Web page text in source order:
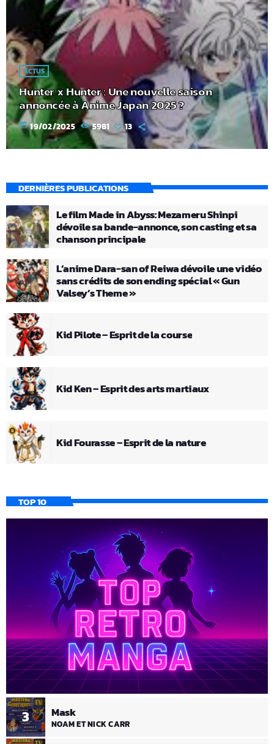
ACTUS
Hunter x Hunter : Une nouvelle saison
annoncée à Anime Japan 2025 ?
today 19/02/2025 5981 13
DERNIÈRES PUBLICATIONS
Le film Made in Abyss: Mezameru Shinpi
dévoile sa bande-annonce, son casting et sa
chanson principale
L’anime Dara-san of Reiwa dévoile une vidéo
sans crédits de son ending spécial « Gun
Valsey’s Theme »
Kid Pilote – Esprit de la course
Kid Ken – Esprit des arts martiaux
Kid Fourasse – Esprit de la nature
TOP 10
3 Mask
NOAM ET NICK CARR